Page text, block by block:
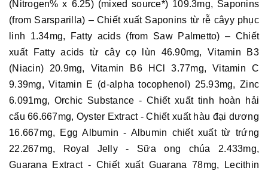
(Nitrogen% x 6.25) (mixed source*) 109.3mg, Saponins
(from Sarsparilla) – Chiết xuất Saponins từ rễ câyy phục
linh 1.34mg, Fatty acids (from Saw Palmetto) – Chiết
xuất Fatty acids từ cây cọ lùn 46.90mg, Vitamin B3
(Niacin) 20.9mg, Vitamin B6 HCl 3.77mg, Vitamin C
9.39mg, Vitamin E (d-alpha tocophenol) 25.93mg, Zinc
6.091mg, Orchic Substance - Chiết xuất tinh hoàn hải
cẩu 66.667mg, Oyster Extract - Chiết xuất hàu đại dương
16.667mg, Egg Albumin - Albumin chiết xuất từ trứng
22.267mg, Royal Jelly - Sữa ong chúa 2.433mg,
Guarana Extract - Chiết xuất Guarana 78mg, Lecithin